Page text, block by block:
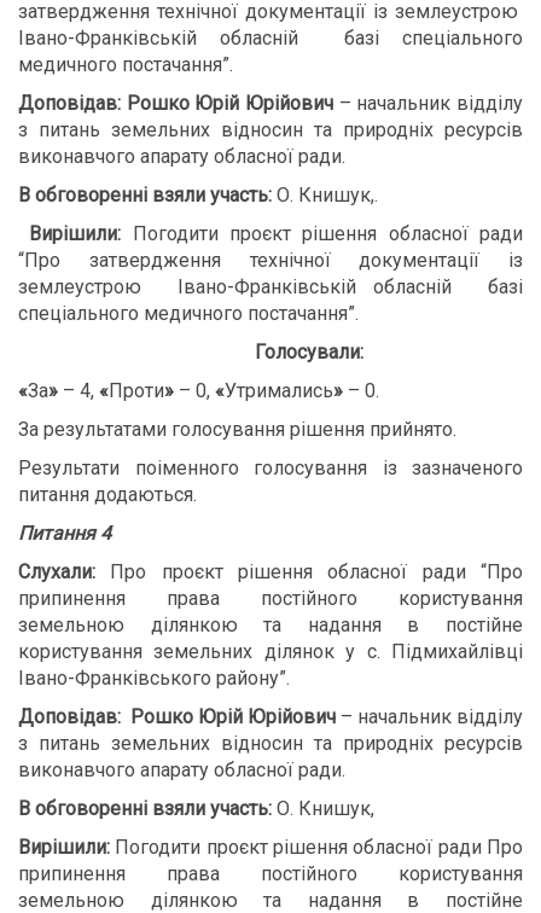
затвердження технічної документації із землеустрою
Івано-Франківській обласній базі спеціального
медичного постачання”.
Доповідав: Рошко Юрій Юрійович – начальник відділу
з питань земельних відносин та природніх ресурсів
виконавчого апарату обласної ради.
В обговоренні взяли участь: О. Книшук,.
Вирішили: Погодити проєкт рішення обласної ради
“Про затвердження технічної документації із
землеустрою Івано-Франківській обласній базі
спеціального медичного постачання”.
Голосували:
«За» – 4, «Проти» – 0, «Утримались» – 0.
За результатами голосування рішення прийнято.
Результати поіменного голосування із зазначеного
питання додаються.
Питання 4
Слухали: Про проєкт рішення обласної ради “Про
припинення права постійного користування
земельною ділянкою та надання в постійне
користування земельних ділянок у с. Підмихайлівці
Івано-Франківського району”.
Доповідав: Рошко Юрій Юрійович – начальник відділу
з питань земельних відносин та природніх ресурсів
виконавчого апарату обласної ради.
В обговоренні взяли участь: О. Книшук,
Вирішили: Погодити проєкт рішення обласної ради Про
припинення права постійного користування
земельною ділянкою та надання в постійне